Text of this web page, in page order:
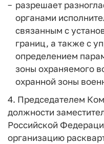
разрешает
органами
связанным с
границ, а также с
определением
зоны охраняемого
охранной зоны
4. Председателем
должности
Российской
организацию